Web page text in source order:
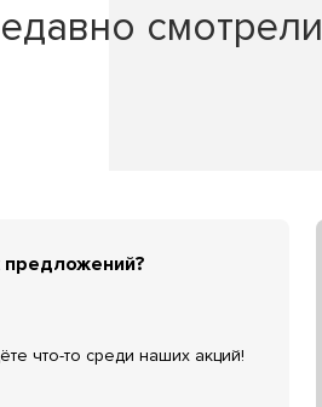
смотрели
что-то среди наших акций!